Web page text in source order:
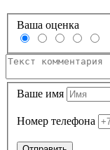
Ваша оценка
Ваше имя
Номер телефона